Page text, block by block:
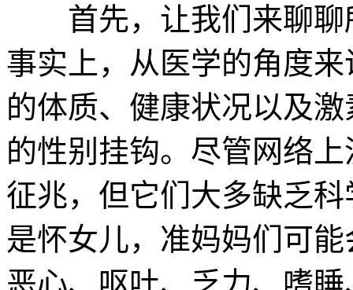
首先，让我们来聊聊
事实上，从医学的角度
的体质、健康状况以及
的性别挂钩。尽管网络
征兆，但它们大多缺乏
是怀女儿，准妈妈们可
恶心、呕吐、乏力、嗜